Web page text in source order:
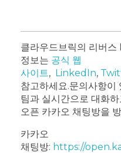
클라우드브릭의 리버스
정보는 공식 웹
사이트, LinkedIn,
참고하세요.문의사항이
팀과 실시간으로 대화
오픈 카카오 채팅방을
카카오
채팅방: https://